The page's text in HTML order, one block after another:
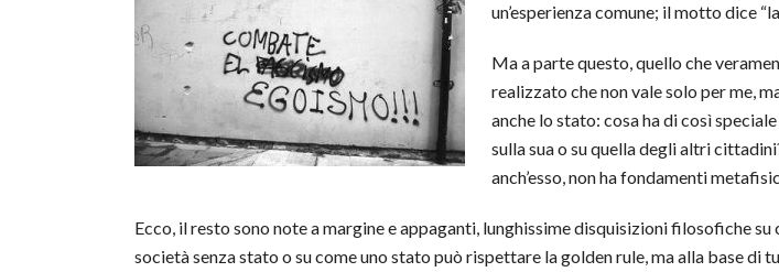
un’esperienza comune; il motto dice
Ma a parte questo, quello che
realizzato che non vale solo per me,
anche lo stato: cosa ha di così
sulla sua o su quella degli altri
anch’esso, non ha fondamenti
Ecco, il resto sono note a margine e appaganti, lunghissime disquisizioni filosofiche
società senza stato o su come uno stato può rispettare la golden rule, ma alla base di